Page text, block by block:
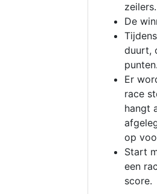
zeilers.
De
duurt,
punten.
Er
race
hangt
op
Start
een
score.